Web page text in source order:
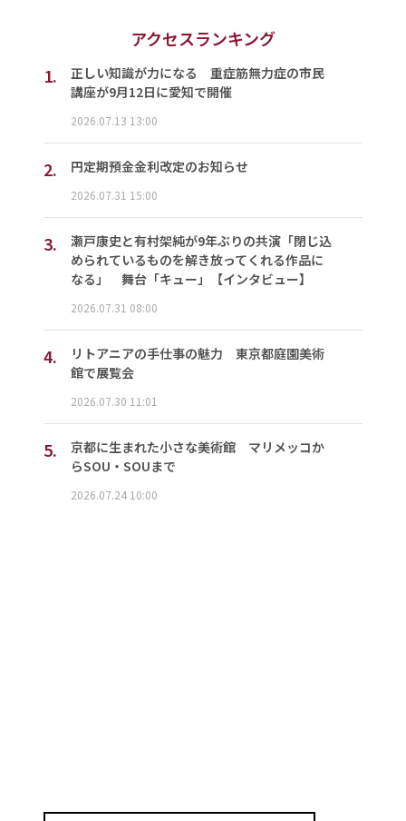
アクセスランキング
1.
正しい知識が力になる 重症筋無力症の市民
講座が9月12日に愛知で開催
2026.07.13 13:00
2. 円定期預金金利改定のお知らせ
2026.07.31 15:00
3.
瀬戸康史と有村架純が9年ぶりの共演「閉じ込
められているものを解き放ってくれる作品に
なる」 舞台「キュー」【インタビュー】
2026.07.31 08:00
4.
リトアニアの手仕事の魅力 東京都庭園美術
館で展覧会
2026.07.30 11:01
5.
京都に生まれた小さな美術館 マリメッコか
らSOU・SOUまで
2026.07.24 10:00